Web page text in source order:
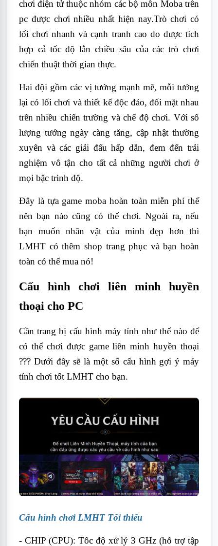
chơi điện tử thuộc nhóm các bộ môn Moba trên
pc được chơi nhiều nhất hiện nay.Trò chơi có
lối chơi nhanh và cạnh tranh cao do được tích
hợp cả tốc độ lẫn chiều sâu của các trò chơi
chiến thuật thời gian thực.
Hai đội gồm các vị tướng mạnh mẽ, mỗi tướng
lại có lối chơi và thiết kế độc đáo, đối mặt nhau
trên nhiều chiến trường và chế độ chơi. Với số
lượng tướng ngày càng tăng, cập nhật thường
xuyên và các giải đấu hấp dẫn, đem đến trải
nghiệm vô tận cho tất cả những người chơi ở
mọi bậc trình độ.
Đây là tựa game moba hoàn toàn miễn phí thế
nên bạn nào cũng có thể chơi. Ngoài ra, nếu
bạn muốn nhân vật của mình đẹp hơn thì
LMHT có thêm shop trang phục và bạn hoàn
toàn có thể mua nó!
Cấu hình chơi liên minh huyền
thoại cho PC
Cần trang bị cấu hình máy tính như thế nào để
có thể chơi được game liên minh huyền thoại
??? Dưới đây sẽ là một số cấu hình gợi ý máy
tính chơi tốt LMHT cho bạn.
Cấu hình chơi LMHT Tối thiểu
- CHIP (CPU): Tốc độ xử lý 3 GHz (hỗ trợ tập